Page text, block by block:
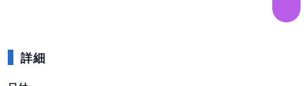
詳細